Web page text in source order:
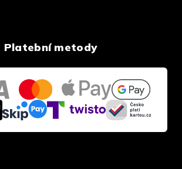
Platební metody